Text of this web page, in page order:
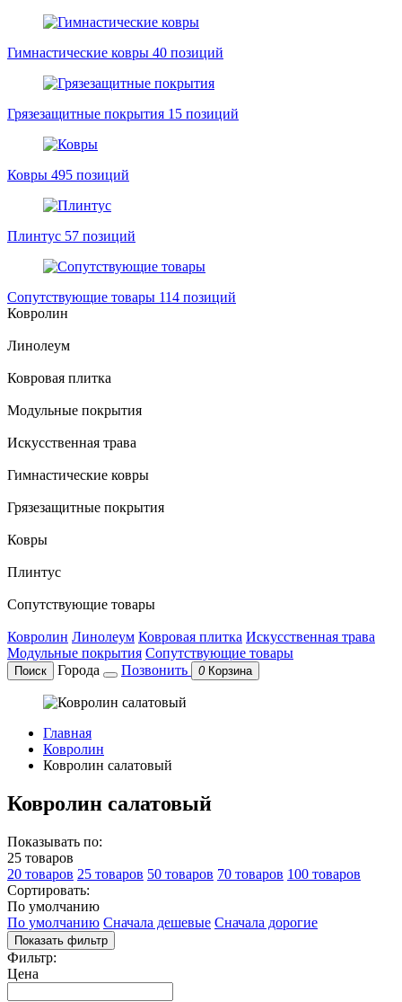
Гимнастические ковры 40 позиций
Грязезащитные покрытия 15 позиций
Ковры 495 позиций
Плинтус 57 позиций
Сопутствующие товары 114 позиций
Ковролин
Линолеум
Ковровая плитка
Модульные покрытия
Искусственная трава
Гимнастические ковры
Грязезащитные покрытия
Ковры
Плинтус
Сопутствующие товары
Ковролин Линолеум Ковровая плитка Искусственная трава
Модульные покрытия Сопутствующие товары
Поиск Города Позвонить 0 Корзина
Главная
Ковролин
Ковролин салатовый
Ковролин салатовый
Показывать по:
25 товаров
20 товаров 25 товаров 50 товаров 70 товаров 100 товаров
Сортировать:
По умолчанию
По умолчанию Сначала дешевые Сначала дорогие
Показать фильтр
Фильтр:
Цена